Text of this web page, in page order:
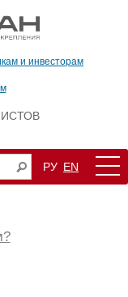
и инвесторам
РУ EN